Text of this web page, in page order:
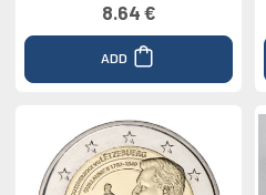
8.64 €
ADD